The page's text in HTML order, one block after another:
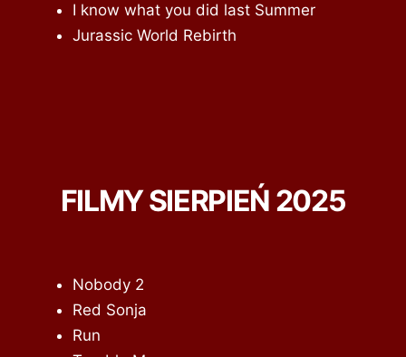
I know what you did last Summer
Jurassic World Rebirth
FILMY SIERPIEŃ 2025
Nobody 2
Red Sonja
Run